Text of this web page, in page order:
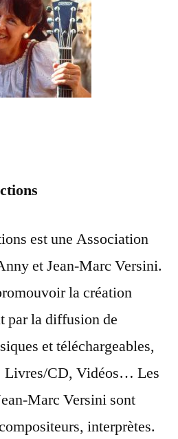
est une Association
et Jean-Marc Versini.
la création
par la diffusion de
et téléchargeables,
Livres/CD, Vidéos… Les
Marc Versini sont
interprètes.